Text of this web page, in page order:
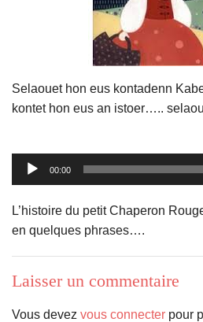
Selaouet hon eus kontadenn
kontet hon eus an istoer…..
Lecteur
audio
00:00
L’histoire du petit Chaperon
en quelques phrases….
Laisser un commentaire
Vous devez vous connecter pour